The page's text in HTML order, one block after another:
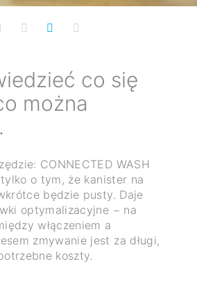
problemów.
CONNECTED WASH
zmywania: Gdy
krytyczny, Ty lub
osoba otrzyma
na smartfon lub tablet.
automatycznie.